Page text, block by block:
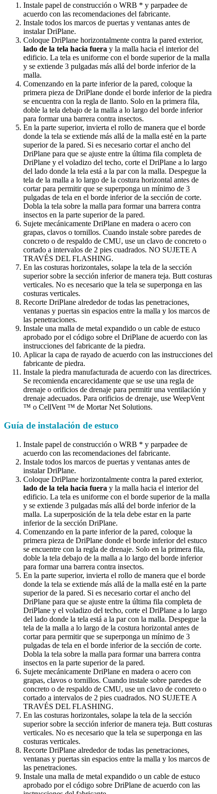
Instale papel de construcción o WRB * y parpadee de
acuerdo con las recomendaciones del fabricante.
Instale todos los marcos de puertas y ventanas antes de
instalar DriPlane.
Coloque DriPlane horizontalmente contra la pared exterior,
lado de la tela hacia fuera y la malla hacia el interior del
edificio. La tela es uniforme con el borde superior de la malla
y se extiende 3 pulgadas más allá del borde inferior de la
malla.
Comenzando en la parte inferior de la pared, coloque la
primera pieza de DriPlane donde el borde inferior de la piedra
se encuentra con la regla de llanto. Solo en la primera fila,
doble la tela debajo de la malla a lo largo del borde inferior
para formar una barrera contra insectos.
En la parte superior, invierta el rollo de manera que el borde
donde la tela se extiende más allá de la malla esté en la parte
superior de la pared. Si es necesario cortar el ancho del
DriPlane para que se ajuste entre la última fila completa de
DriPlane y el voladizo del techo, corte el DriPlane a lo largo
del lado donde la tela está a la par con la malla. Despegue la
tela de la malla a lo largo de la costura horizontal antes de
cortar para permitir que se superponga un mínimo de 3
pulgadas de tela en el borde inferior de la sección de corte.
Dobla la tela sobre la malla para formar una barrera contra
insectos en la parte superior de la pared.
Sujete mecánicamente DriPlane en madera o acero con
grapas, clavos o tornillos. Cuando instale sobre paredes de
concreto o de respaldo de CMU, use un clavo de concreto o
cortado a intervalos de 2 pies cuadrados. NO SUJETE A
TRAVÉS DEL FLASHING.
En las costuras horizontales, solape la tela de la sección
superior sobre la sección inferior de manera teja. Butt costuras
verticales. No es necesario que la tela se superponga en las
costuras verticales.
Recorte DriPlane alrededor de todas las penetraciones,
ventanas y puertas sin espacios entre la malla y los marcos de
las penetraciones.
Instale una malla de metal expandido o un cable de estuco
aprobado por el código sobre el DriPlane de acuerdo con las
instrucciones del fabricante de la piedra.
Aplicar la capa de rayado de acuerdo con las instrucciones del
fabricante de piedra.
Instale la piedra manufacturada de acuerdo con las directrices.
Se recomienda encarecidamente que se use una regla de
drenaje o orificios de drenaje para permitir una ventilación y
drenaje adecuados. Para orificios de drenaje, use WeepVent
™ o CellVent ™ de Mortar Net Solutions.
Guía de instalación de estuco
Instale papel de construcción o WRB * y parpadee de
acuerdo con las recomendaciones del fabricante.
Instale todos los marcos de puertas y ventanas antes de
instalar DriPlane.
Coloque DriPlane horizontalmente contra la pared exterior,
lado de la tela hacia fuera y la malla hacia el interior del
edificio. La tela es uniforme con el borde superior de la malla
y se extiende 3 pulgadas más allá del borde inferior de la
malla. La superposición de la tela debe estar en la parte
inferior de la sección DriPlane.
Comenzando en la parte inferior de la pared, coloque la
primera pieza de DriPlane donde el borde inferior del estuco
se encuentre con la regla de drenaje. Solo en la primera fila,
doble la tela debajo de la malla a lo largo del borde inferior
para formar una barrera contra insectos.
En la parte superior, invierta el rollo de manera que el borde
donde la tela se extiende más allá de la malla esté en la parte
superior de la pared. Si es necesario cortar el ancho del
DriPlane para que se ajuste entre la última fila completa de
DriPlane y el voladizo del techo, corte el DriPlane a lo largo
del lado donde la tela está a la par con la malla. Despegue la
tela de la malla a lo largo de la costura horizontal antes de
cortar para permitir que se superponga un mínimo de 3
pulgadas de tela en el borde inferior de la sección de corte.
Dobla la tela sobre la malla para formar una barrera contra
insectos en la parte superior de la pared.
Sujete mecánicamente DriPlane en madera o acero con
grapas, clavos o tornillos. Cuando instale sobre paredes de
concreto o de respaldo de CMU, use un clavo de concreto o
cortado a intervalos de 2 pies cuadrados. NO SUJETE A
TRAVÉS DEL FLASHING.
En las costuras horizontales, solape la tela de la sección
superior sobre la sección inferior de manera teja. Butt costuras
verticales. No es necesario que la tela se superponga en las
costuras verticales.
Recorte DriPlane alrededor de todas las penetraciones,
ventanas y puertas sin espacios entre la malla y los marcos de
las penetraciones.
Instale una malla de metal expandido o un cable de estuco
aprobado por el código sobre DriPlane de acuerdo con las